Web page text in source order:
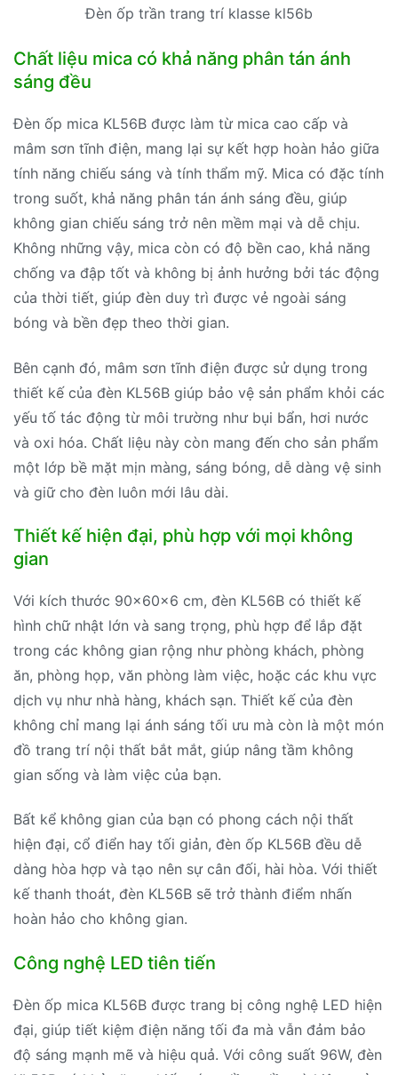
Đèn ốp trần trang trí klasse kl56b
Chất liệu mica có khả năng phân tán ánh
sáng đều
Đèn ốp mica KL56B được làm từ mica cao cấp và
mâm sơn tĩnh điện, mang lại sự kết hợp hoàn hảo giữa
tính năng chiếu sáng và tính thẩm mỹ. Mica có đặc tính
trong suốt, khả năng phân tán ánh sáng đều, giúp
không gian chiếu sáng trở nên mềm mại và dễ chịu.
Không những vậy, mica còn có độ bền cao, khả năng
chống va đập tốt và không bị ảnh hưởng bởi tác động
của thời tiết, giúp đèn duy trì được vẻ ngoài sáng
bóng và bền đẹp theo thời gian.
Bên cạnh đó, mâm sơn tĩnh điện được sử dụng trong
thiết kế của đèn KL56B giúp bảo vệ sản phẩm khỏi các
yếu tố tác động từ môi trường như bụi bẩn, hơi nước
và oxi hóa. Chất liệu này còn mang đến cho sản phẩm
một lớp bề mặt mịn màng, sáng bóng, dễ dàng vệ sinh
và giữ cho đèn luôn mới lâu dài.
Thiết kế hiện đại, phù hợp với mọi không
gian
Với kích thước 90x60x6 cm, đèn KL56B có thiết kế
hình chữ nhật lớn và sang trọng, phù hợp để lắp đặt
trong các không gian rộng như phòng khách, phòng
ăn, phòng họp, văn phòng làm việc, hoặc các khu vực
dịch vụ như nhà hàng, khách sạn. Thiết kế của đèn
không chỉ mang lại ánh sáng tối ưu mà còn là một món
đồ trang trí nội thất bắt mắt, giúp nâng tầm không
gian sống và làm việc của bạn.
Bất kể không gian của bạn có phong cách nội thất
hiện đại, cổ điển hay tối giản, đèn ốp KL56B đều dễ
dàng hòa hợp và tạo nên sự cân đối, hài hòa. Với thiết
kế thanh thoát, đèn KL56B sẽ trở thành điểm nhấn
hoàn hảo cho không gian.
Công nghệ LED tiên tiến
Đèn ốp mica KL56B được trang bị công nghệ LED hiện
đại, giúp tiết kiệm điện năng tối đa mà vẫn đảm bảo
độ sáng mạnh mẽ và hiệu quả. Với công suất 96W, đèn